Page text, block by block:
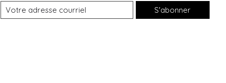
S'abonner